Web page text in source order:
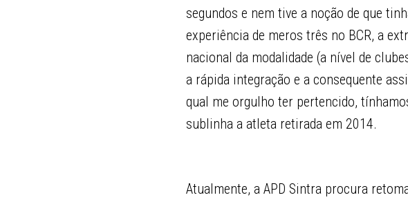
segundos e nem tive a noção de que
experiência de meros três no BCR, a
nacional da modalidade (a nível de
a rápida integração e a consequente
qual me orgulho ter pertencido,
sublinha a atleta retirada em 2014.
Atualmente, a APD Sintra procura